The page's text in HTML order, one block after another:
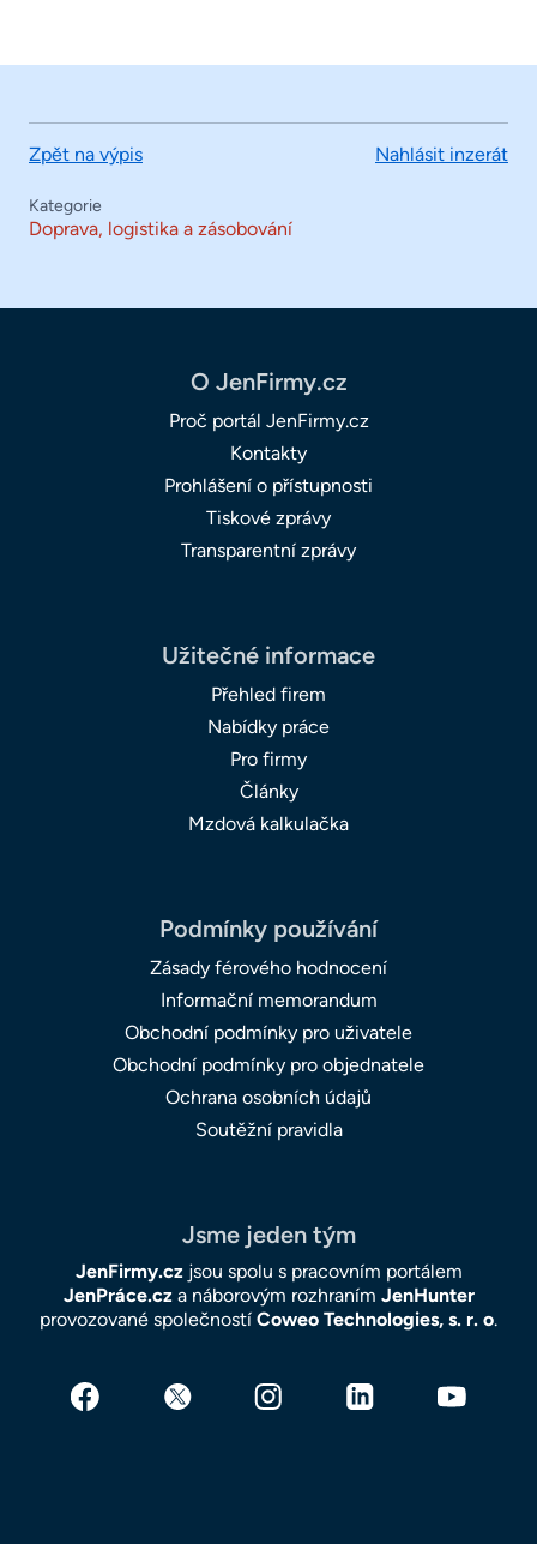
Zpět na výpis Nahlásit inzerát
Kategorie
Doprava, logistika a zásobování
O JenFirmy.cz
Proč portál JenFirmy.cz
Kontakty
Prohlášení o přístupnosti
Tiskové zprávy
Transparentní zprávy
Užitečné informace
Přehled firem
Nabídky práce
Pro firmy
Články
Mzdová kalkulačka
Podmínky používání
Zásady férového hodnocení
Informační memorandum
Obchodní podmínky pro uživatele
Obchodní podmínky pro objednatele
Ochrana osobních údajů
Soutěžní pravidla
Jsme jeden tým
JenFirmy.czjsou spolu s pracovním portálem
JenPráce.cza náborovým rozhraním JenHunter
provozované společností Coweo Technologies, s. r. o.